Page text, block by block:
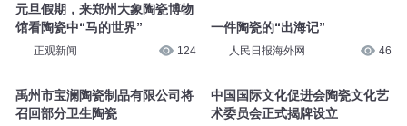
元旦假期，来郑州大象陶瓷博物
馆看陶瓷中“马的世界”
正观新闻 124
禹州市宝澜陶瓷制品有限公司将
召回部分卫生陶瓷
一件陶瓷的“出海记”
人民日报海外网 46
中国国际文化促进会陶瓷文化艺
术委员会正式揭牌设立